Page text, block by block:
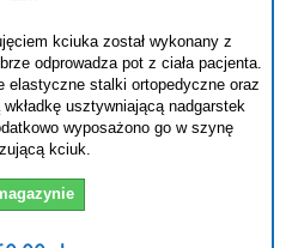
kciuka został wykonany z
odprowadza pot z ciała pacjenta.
elastyczne stalki ortopedyczne oraz
usztywniającą nadgarstek
wyposażono go w szynę
kciuk.